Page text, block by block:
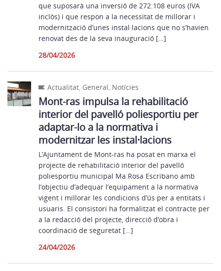
que suposarà una inversió de 272.108 euros (IVA
inclòs) i que respon a la necessitat de millorar i
modernització d’unes instal·lacions que no s’havien
renovat des de la seva inauguració […]
28/04/2026
Actualitat, General, Notícies
Mont-ras impulsa la rehabilitació
interior del pavelló poliesportiu per
adaptar-lo a la normativa i
modernitzar les instal·lacions
L’Ajuntament de Mont-ras ha posat en marxa el
projecte de rehabilitació interior del pavelló
poliesportiu municipal Ma Rosa Escribano amb
l’objectiu d’adequar l’equipament a la normativa
vigent i millorar les condicions d’ús per a entitats i
usuaris. El consistori ha formalitzat el contracte per
a la redacció del projecte, direcció d’obra i
coordinació de seguretat […]
24/04/2026